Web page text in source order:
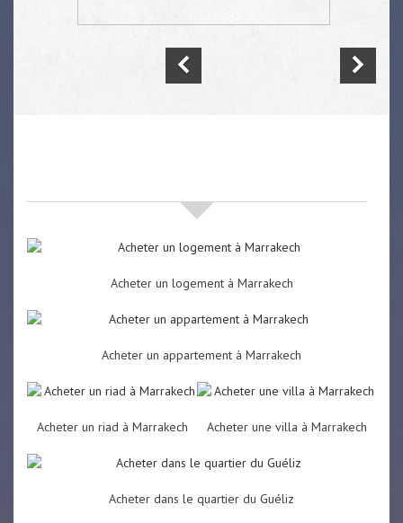
Acheter un logement à Marrakech
Acheter un appartement à Marrakech
Acheter un riad à Marrakech Acheter une villa à Marrakech
Acheter dans le quartier du Guéliz